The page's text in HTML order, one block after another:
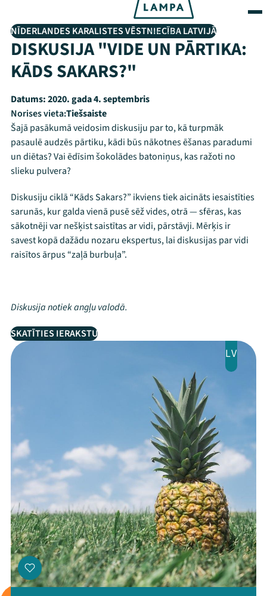
NĪDERLANDES KARALISTES VĒSTNIECĪBA LATVIJĀ
DISKUSIJA "VIDE UN PĀRTIKA:
KĀDS SAKARS?"
Datums:2020. gada 4. septembris
Norises vieta:Tiešsaiste
Šajā pasākumā veidosim diskusiju par to, kā turpmāk
pasaulē audzēs pārtiku, kādi būs nākotnes ēšanas paradumi
un diētas? Vai ēdīsim šokolādes batoniņus, kas ražoti no
slieku pulvera?
Diskusiju ciklā “Kāds Sakars?” ikviens tiek aicināts iesaistīties
sarunās, kur galda vienā pusē sēž vides, otrā — sfēras, kas
sākotnēji var nešķist saistītas ar vidi, pārstāvji. Mērķis ir
savest kopā dažādu nozaru ekspertus, lai diskusijas par vidi
raisītos ārpus “zaļā burbuļa”.
Diskusija notiek angļu valodā.
SKATĪTIES IERAKSTU
LV